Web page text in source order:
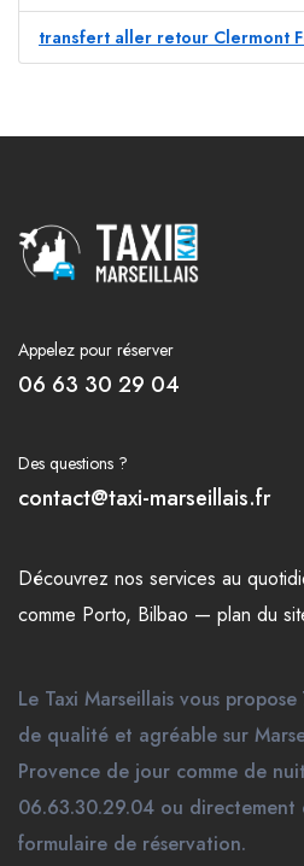
transfert aller retour Clermont
Appelez pour réserver
06 63 30 29 04
Des questions ?
contact@taxi-marseillais.fr
Découvrez nos services au
comme Porto, Bilbao — plan du
Le Taxi Marseillais vous
de qualité et agréable sur
Provence de jour comme de
06.63.30.29.04 ou
formulaire de réservation.